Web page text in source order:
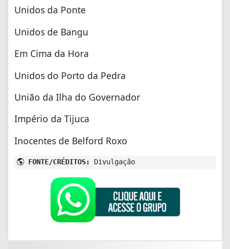
Unidos da Ponte
Unidos de Bangu
Em Cima da Hora
Unidos do Porto da Pedra
União da Ilha do Governador
Império da Tijuca
Inocentes de Belford Roxo
FONTE/CRÉDITOS: Divulgação